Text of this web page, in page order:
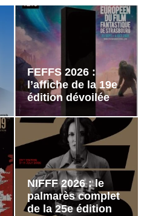
FEFFS 2026 :
l’affiche de la 19e
édition dévoilée
NIFFF 2026 : le
palmarès complet
de la 25e édition